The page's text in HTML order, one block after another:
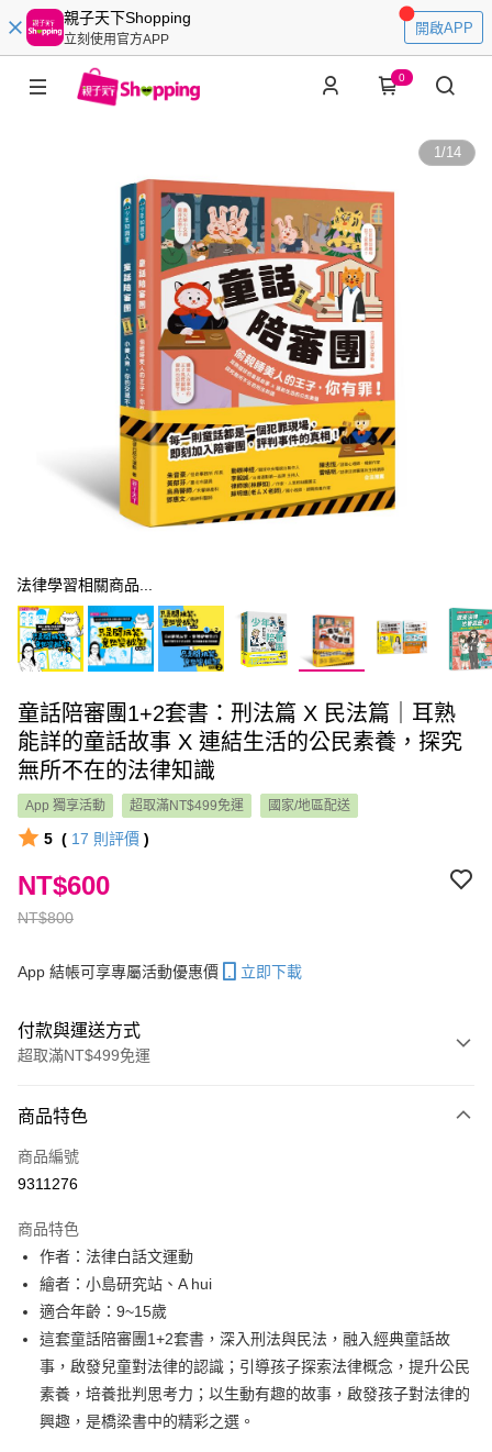
親子天下Shopping
立刻使用官方APP
開啟APP
0
1/14
法律學習相關商品...
童話陪審團1+2套書：刑法篇 X 民法篇｜耳熟
能詳的童話故事 X 連結生活的公民素養，探究
無所不在的法律知識
App 獨享活動 超取滿NT$499免運 國家/地區配送
5 ( 17 則評價 )
NT$800
NT$600
App 結帳可享專屬活動優惠價 立即下載
付款與運送方式
超取滿NT$499免運
信用卡一次付款
LINE Pay
大哥付你分期
相關說明
【大哥付你分期使用說明】
1.本服務由台灣大哥大提供，台灣大哥大用戶可立即使用無須另外申請。
2.付款方式選擇「大哥付你分期」，訂單成立後會自動跳轉到大哥付的交易
流程，驗證手機門號後，選擇欲分期的期數、繳款截止日，確認付款後即完
3.實際核准額度、可分期數及費用金額請依後續交易確認頁面所載為準。
4.訂單成立30分鐘內，如未前往確認交易或遇審核未通過，訂單將自動取
AFTEE先享後付
相關說明
【關於「AFTEE先享後付」】
AFTEE先享後付是「在收到商品之後才付款」的支付方式。 讓您購物簡單
便利好安心！
１．簡單：不需註冊會員、不需綁卡、不需儲值。
ATM付款
商品特色
商品編號
9311276
商品特色
作者：法律白話文運動
繪者：小島研究站、A hui
適合年齡：9~15歲
這套童話陪審團1+2套書，深入刑法與民法，融入經典童話故
事，啟發兒童對法律的認識；引導孩子探索法律概念，提升公民
素養，培養批判思考力；以生動有趣的故事，啟發孩子對法律的
興趣，是橋梁書中的精彩之選。